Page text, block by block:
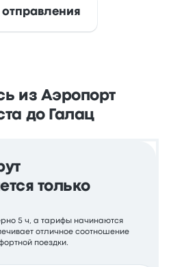
отправления
из Аэропорт
до Галац
только
5 ч, а тарифы начинаются
отличное соотношение
поездки.